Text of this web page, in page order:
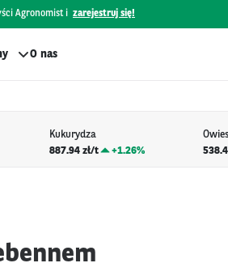
Agronomist i zarejestruj się!
O nas
Kukurydza
887.94 zł/t
+1.26%